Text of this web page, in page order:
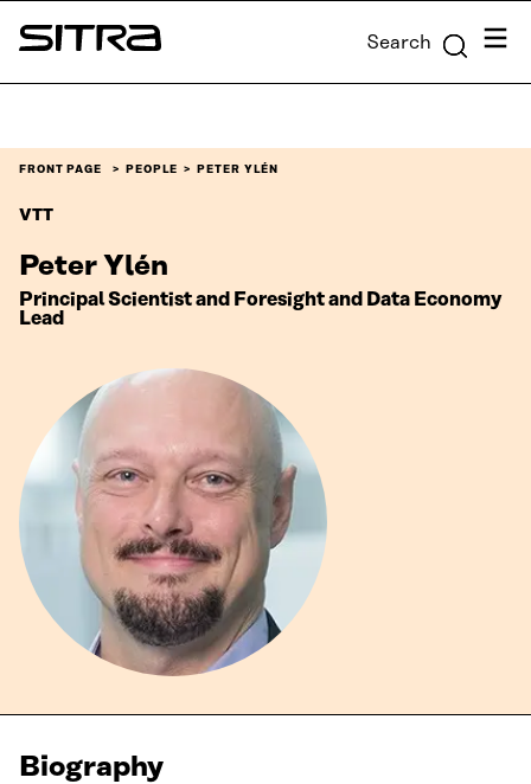
Skip to
content
Sitra Search Menu
FRONT PAGE PEOPLE PETER YLÉN
VTT
Peter Ylén
Principal Scientist and Foresight and Data Economy
Lead
Biography